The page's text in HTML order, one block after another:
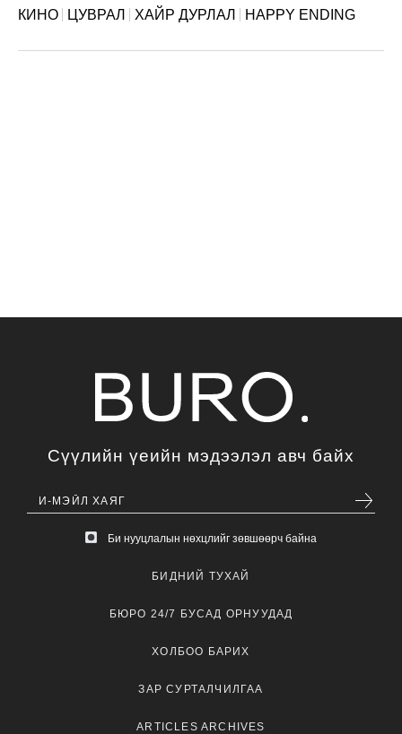
КИНО ЦУВРАЛ ХАЙР ДУРЛАЛ HAPPY ENDING
Сүүлийн үеийн мэдээлэл авч байх
Би нууцлалын нөхцлийг зөвшөөрч байна
БИДНИЙ ТУХАЙ
БЮРО 24/7 БУСАД ОРНУУДАД
ХОЛБОО БАРИХ
ЗАР СУРТАЛЧИЛГАА
ARTICLES ARCHIVES